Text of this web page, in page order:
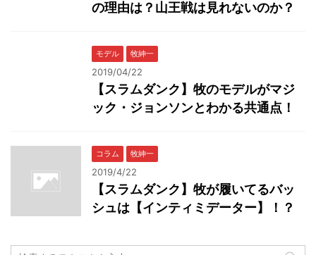
の理由は？山王戦は見れないのか？
モデル 牧紳一
2019/04/22
【スラムダンク】牧のモデルがマジ
ック・ジョンソンとわかる共通点！
コラム 牧紳一
2019/4/22
【スラムダンク】牧が履いてるバッ
シュは【インティミデーター】！？